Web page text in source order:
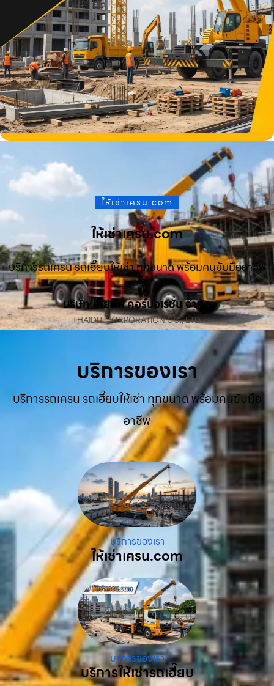
ให้เช่าเครน.com
ให้เช่าเครน.com
บริการรถเครน รถเฮี๊ยบให้เช่า ทุกขนาด พร้อมคนขับมืออาชีพ
บริษัท ไทยดิท คอร์ปอเรชั่น จำกัด
THAIDIT CORPORATION CO., LTD.
บริการของเรา
บริการรถเครน รถเฮี๊ยบให้เช่า ทุกขนาด พร้อมคนขับมือ
อาชีพ
บริการของเรา
ให้เช่าเครน.com
บริการของเรา
บริการให้เช่ารถเฮี๊ยบ